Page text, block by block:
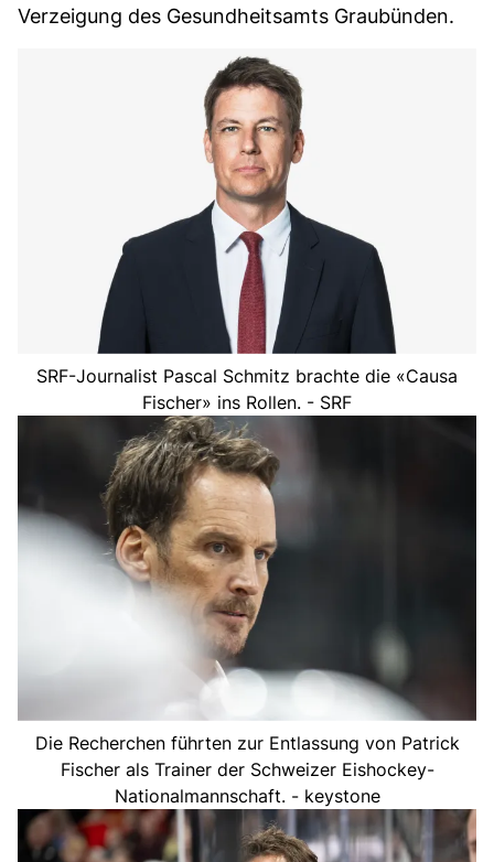
Verzeigung des Gesundheitsamts Graubünden.
SRF-Journalist Pascal Schmitz brachte die «Causa
Fischer» ins Rollen. - SRF
Die Recherchen führten zur Entlassung von Patrick
Fischer als Trainer der Schweizer Eishockey-
Nationalmannschaft. - keystone